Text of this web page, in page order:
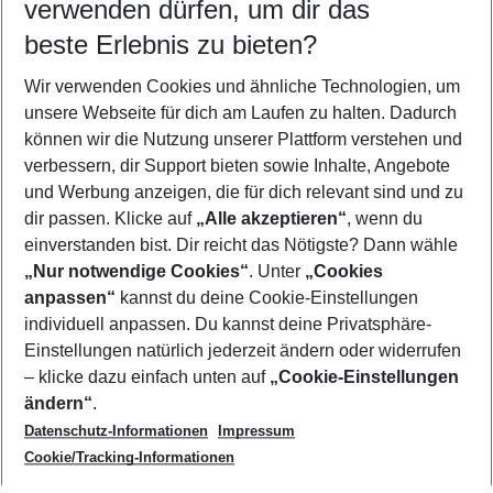
Holidays Rabattcodes für Dritte unzugänglich
aufzubewahren, da mit Hilfe des Rabattcodes jedermann
buchen kann. Im Falle der Weitergabe eines Rabatt-Codes
besteht die Gefahr, dass auch der Vorbesitzer davon
Gebrauch macht.
Einfach Rabattcode bei der Online-Buchung im Feld
"Gutschein einlösen" eingeben.
Bitte beachten: versehentlich mit kopierte Leerzeichen
machen den Gutschein ungültig.
Footer
Footer navigation
Über uns
AGB
Bestpreisgarantie
Cookie-Einstellungen ändern
Cookie-Richtlinie
Agenturbetreuung
Barrierefreies Reisen
Folge uns
verwenden dürfen, um dir das
beste Erlebnis zu bieten?
Wir verwenden Cookies und ähnliche Technologien, um
unsere Webseite für dich am Laufen zu halten. Dadurch
können wir die Nutzung unserer Plattform verstehen und
verbessern, dir Support bieten sowie Inhalte, Angebote
und Werbung anzeigen, die für dich relevant sind und zu
dir passen. Klicke auf „Alle akzeptieren“, wenn du
einverstanden bist. Dir reicht das Nötigste? Dann wähle
„Nur notwendige Cookies“. Unter „Cookies
anpassen“ kannst du deine Cookie-Einstellungen
individuell anpassen. Du kannst deine Privatsphäre-
Einstellungen natürlich jederzeit ändern oder widerrufen
– klicke dazu einfach unten auf „Cookie-Einstellungen
ändern“.
Datenschutz-Informationen
Impressum
Cookie/Tracking-Informationen